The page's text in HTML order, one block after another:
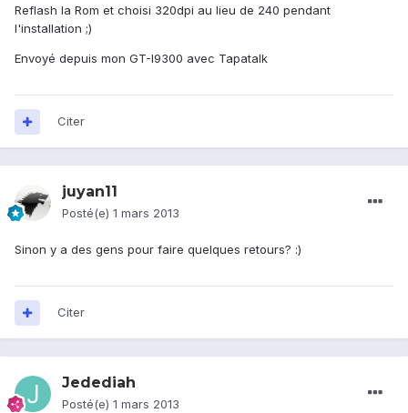
Reflash la Rom et choisi 320dpi au lieu de 240 pendant
l'installation ;)
Envoyé depuis mon GT-I9300 avec Tapatalk
Citer
juyan11
Posté(e) 1 mars 2013
Sinon y a des gens pour faire quelques retours? :)
Citer
Jedediah
Posté(e) 1 mars 2013